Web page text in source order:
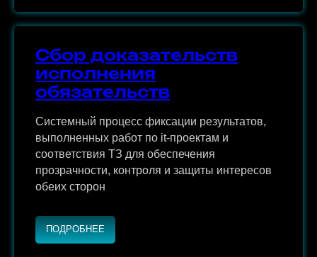
Сбор доказательств
исполнения
Системный процесс фиксации результатов,
выполненных работ по it-проектам и
соответствия ТЗ для обеспечения
прозрачности, контроля и защиты интересов
ПОДРОБНЕЕ